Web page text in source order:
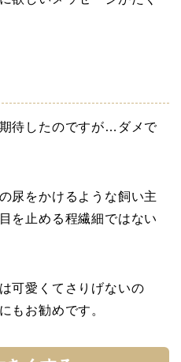
待したのですが…ダメで
尿をかけるような飼い主
を止める程繊細ではない
可愛くてさりげないの
もお勧めです。